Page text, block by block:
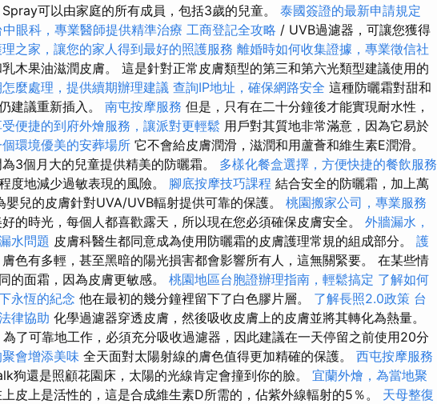
Spray可以由家庭的所有成員，包括3歲的兒童。 泰國簽證的最新申請規定
中眼科，專業醫師提供精準治療 工商登記全攻略 / UVB過濾器，可讓您獲得
之家，讓您的家人得到最好的照護服務 離婚時如何收集證據，專業徵信社
木果油滋潤皮膚。 這是針對正常皮膚類型的第三和第六光類型建議使用的
麼處理，提供續期辦理建議 查詢IP地址，確保網路安全 這種防曬霜對甜和
建議重新插入。 南屯按摩服務 但是，只有在二十分鐘後才能實現耐水性，
便捷的到府外燴服務，讓派對更輕鬆 用戶對其質地非常滿意，因為它易於
環境優美的安葬場所 它不會給皮膚潤滑，滋潤和用蘆薈和維生素E潤滑。
3個月大的兒童提供精美的防曬霜。 多樣化餐盒選擇，方便快捷的餐飲服務
度地減少過敏表現的風險。 腳底按摩技巧課程 結合安全的防曬霜，加上萬
兒的皮膚針對UVA/UVB輻射提供可靠的保護。 桃園搬家公司，專業服務
的時光，每個人都喜歡露天，所以現在您必須確保皮膚安全。 外牆漏水，
水問題 皮膚科醫生都同意成為使用防曬霜的皮膚護理常規的組成部分。 護
膚色有多輕，甚至黑暗的陽光損害都會影響所有人，這無關緊要。 在某些情
的面霜，因為皮膚更敏感。 桃園地區台胞證辦理指南，輕鬆搞定 了解如何
永恆的紀念 他在最初的幾分鐘裡留下了白色膠片層。 了解長照2.0政策 台
律協助 化學過濾器穿透皮膚，然後吸收皮膚上的皮膚並將其轉化為熱量。
為了可靠地工作，必須充分吸收過濾器，因此建議在一天停留之前使用20分
會增添美味 全天面對太陽射線的膚色值得更加精確的保護。 西屯按摩服務
狗還是照顧花園床，太陽的光線肯定會撞到你的臉。 宜蘭外燴，為當地聚
皮上是活性的，這是合成維生素D所需的，佔紫外線輻射的5％。 天母整復